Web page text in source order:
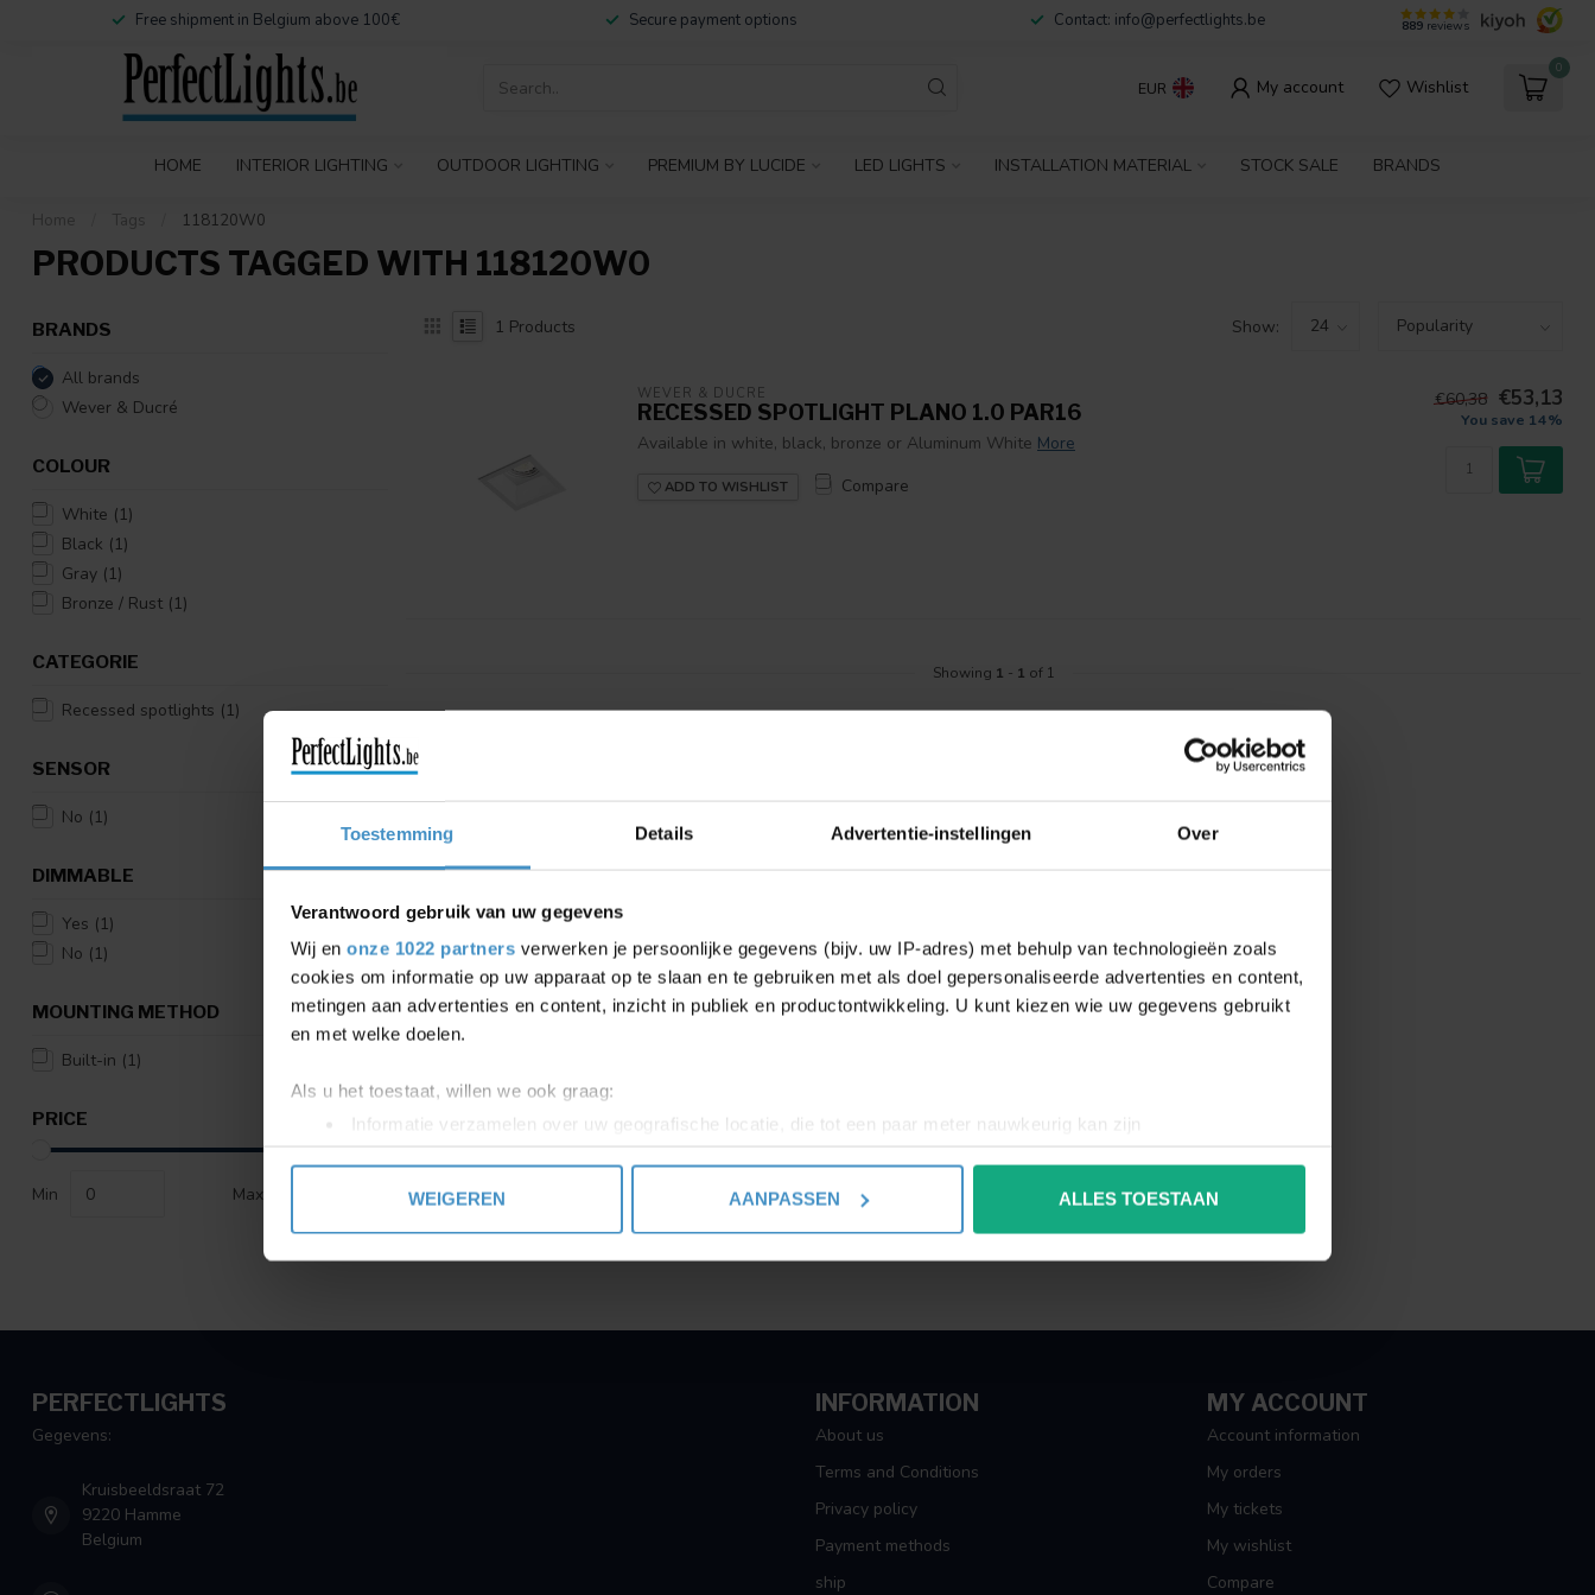
Toestemming Details Advertentie-instellingen Over
Verantwoord gebruik van uw gegevens
Wij en onze 1022 partners verwerken je persoonlijke gegevens (bijv. uw IP-adres) met behulp van technologieën zoals
cookies om informatie op uw apparaat op te slaan en te gebruiken met als doel gepersonaliseerde advertenties en content,
metingen aan advertenties en content, inzicht in publiek en productontwikkeling. U kunt kiezen wie uw gegevens gebruikt
en met welke doelen.
Als u het toestaat, willen we ook graag:
Informatie verzamelen over uw geografische locatie, die tot een paar meter nauwkeurig kan zijn
Uw apparaat identificeren door het actief te scannen op specifieke eigenschappen (fingerprinting)
toestemming op elk moment wijzigen of intrekken in de Cookieverklaring.
media, adverteren en analyse. Deze partners kunnen deze gegevens combineren met andere informatie die u aan ze heeft
WEIGEREN AANPASSEN ALLES TOESTAAN
Free shipment in Belgium above 100€ Secure payment options Contact: info@perfectlights.be 889 reviews
EUR My account Wishlist
0
HOME INTERIOR LIGHTING OUTDOOR LIGHTING PREMIUM BY LUCIDE LED LIGHTS INSTALLATION MATERIAL STOCK SALE BRANDS
Home Tags 118120W0
PRODUCTS TAGGED WITH 118120W0
BRANDS
All brands
Wever & Ducré
COLOUR
White (1)
Black (1)
Gray (1)
Bronze / Rust (1)
CATEGORIE
Recessed spotlights (1)
SENSOR
No (1)
DIMMABLE
Yes (1)
No (1)
MOUNTING METHOD
Built-in (1)
PRICE
Min Max
1 Products Show:
WEVER & DUCRÉ
RECESSED SPOTLIGHT PLANO 1.0 PAR16
Available in white, black, bronze or Aluminum White More
ADD TO WISHLIST Compare
€60,38 €53,13
You save 14%
Showing 1 - 1 of 1
PERFECTLIGHTS
Gegevens:
Kruisbeeldsraat 72
9220 Hamme
Belgium
INFORMATION
About us
Terms and Conditions
Privacy policy
Payment methods
ship
MY ACCOUNT
Account information
My orders
My tickets
My wishlist
Compare